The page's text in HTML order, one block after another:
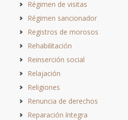
Régimen de visitas
Régimen sancionador
Registros de morosos
Rehabilitación
Reinserción social
Relajación
Religiones
Renuncia de derechos
Reparación íntegra